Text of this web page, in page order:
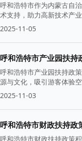
呼和浩特市作为内蒙古自
术支持，助力高新技术产
2025-11-05
呼和浩特市产业园扶持
呼和浩特市产业园扶持政
源与文化，吸引游客体验
2025-11-03
呼和浩特市财政扶持政
呼和浩特市财政扶持政策